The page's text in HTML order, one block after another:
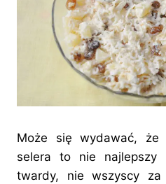
Może się wydawać, że
selera to nie najlepszy
twardy, nie wszyscy